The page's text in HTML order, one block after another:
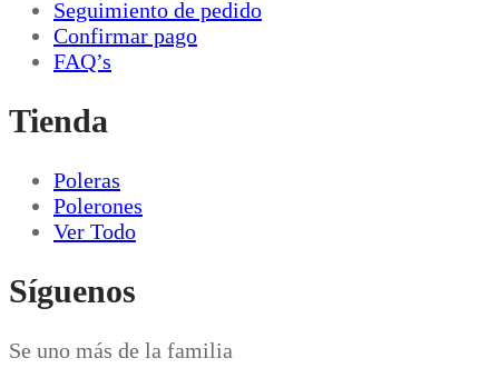
Seguimiento de pedido
Confirmar pago
FAQ’s
Tienda
Poleras
Polerones
Ver Todo
Síguenos
Se uno más de la familia